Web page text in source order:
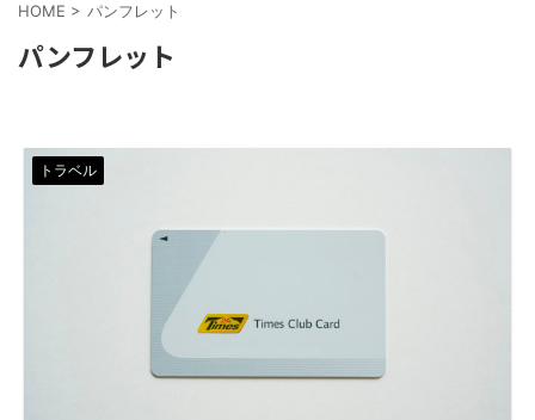
HOME > パンフレット
パンフレット
トラベル